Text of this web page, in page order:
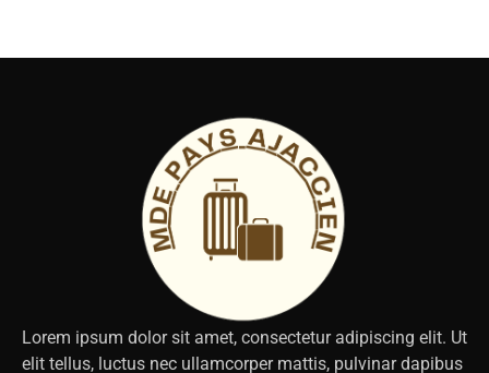
Lorem ipsum dolor sit amet, consectetur adipiscing elit. Ut
elit tellus, luctus nec ullamcorper mattis, pulvinar dapibus